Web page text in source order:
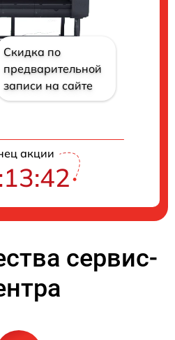
Скидка по
предварительной
записи на сайте
акции
сервис-